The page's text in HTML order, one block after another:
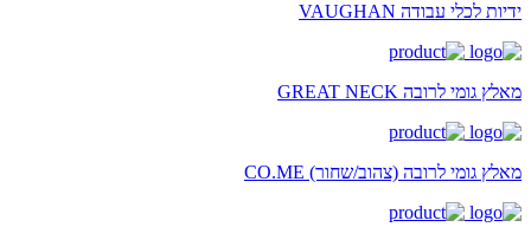
ידיות לכלי עבודה VAUGHAN
מאלץ גומי לרובה GREAT NECK
מאלץ גומי לרובה (צהוב/שחור) CO.ME